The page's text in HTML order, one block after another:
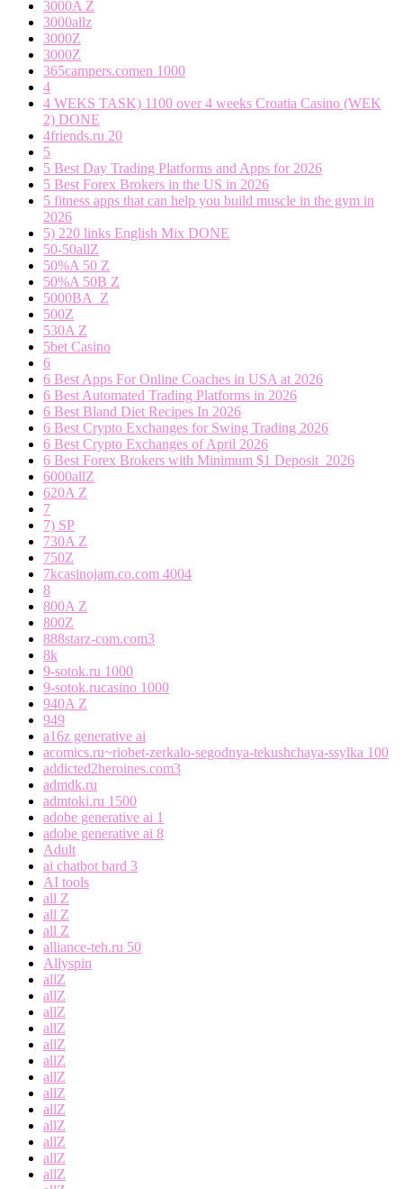
3000A Z
3000allz
3000Z
3000Z
365campers.comen 1000
4
4 WEKS TASK) 1100 over 4 weeks Croatia Casino (WEK
2) DONE
4friends.ru 20
5
5 Best Day Trading Platforms and Apps for 2026
5 Best Forex Brokers in the US in 2026
5 fitness apps that can help you build muscle in the gym in
2026
5) 220 links English Mix DONE
50-50allZ
50%A 50 Z
50%A 50B Z
5000BA_Z
500Z
530A Z
5bet Casino
6
6 Best Apps For Online Coaches in USA at 2026
6 Best Automated Trading Platforms in 2026
6 Best Bland Diet Recipes In 2026
6 Best Crypto Exchanges for Swing Trading 2026
6 Best Crypto Exchanges of April 2026
6 Best Forex Brokers with Minimum $1 Deposit ️ 2026
6000allZ
620A Z
7
7) SP
730A Z
750Z
7kcasinojam.co.com 4004
8
800A Z
800Z
888starz-com.com3
8k
9-sotok.ru 1000
9-sotok.rucasino 1000
940A Z
949
a16z generative ai
acomics.ru~riobet-zerkalo-segodnya-tekushchaya-ssylka 100
addicted2heroines.com3
admdk.ru
admtoki.ru 1500
adobe generative ai 1
adobe generative ai 8
Adult
ai chatbot bard 3
AI tools
all Z
all Z
all Z
alliance-teh.ru 50
Allyspin
allZ
allZ
allZ
allZ
allZ
allZ
allZ
allZ
allZ
allZ
allZ
allZ
allZ